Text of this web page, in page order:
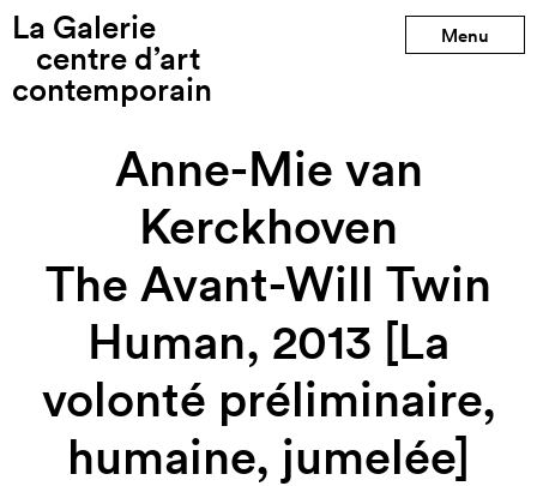
La Galerie
centre d’art
contemporain
Menu
Production précédente
Production suivante
Anne-Mie van
Kerckhoven
The Avant-Will Twin
Human, 2013 [La
volonté préliminaire,
humaine, jumelée]